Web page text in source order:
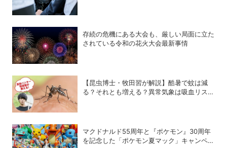
存続の危機にある大会も、厳しい局面に立た
されている令和の花火大会最新事情
【昆虫博士・牧田習が解説】酷暑で蚊は減
る？それとも増える？異常気象は吸血リスク
マクドナルド55周年と『ポケモン』30周年
を記念した「ポケモン夏マック」キャンペー